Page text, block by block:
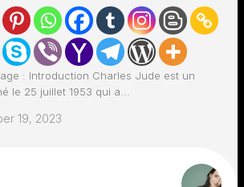
: Introduction Charles Jude est un
le 25 juillet 1953 qui a...
19, 2023